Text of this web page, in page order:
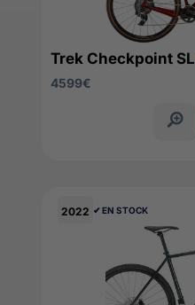
Trek Checkpoint SL
4599€
2022 ✔︎ EN STOCK